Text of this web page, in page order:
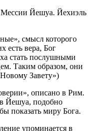
Йешуа. Йехиэль
смысл которого
есть вера, Бог
стать послушными
Таким образом, они
Завету»)
описано в Рим.
Йешуа, подобно
показать миру Бога.
упоминается в